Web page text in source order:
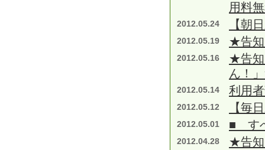
用料
2012.05.24 【朝
2012.05.19 ★告
2012.05.16
★告
ん！
2012.05.14 利用
2012.05.12 【毎
2012.05.01 ■ す
2012.04.28
★告知